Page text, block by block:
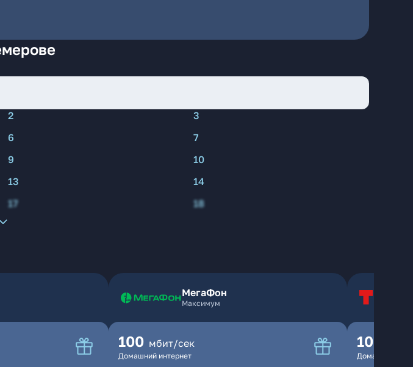
2
3
6
7
9
10
13
14
17 18
МегаФон
Максимум
100 мбит/сек
Домашний интернет
100
Домашний